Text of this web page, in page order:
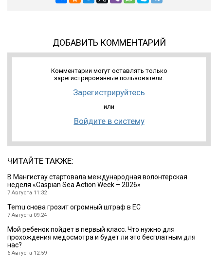
ДОБАВИТЬ КОММЕНТАРИЙ
Комментарии могут оставлять только
зарегистрированные пользователи.
Зарегистрируйтесь
или
Войдите в систему
ЧИТАЙТЕ ТАКЖЕ:
B Мангистау стартовала международная волонтерская
неделя «Caspian Sea Action Week – 2026»
7 Августа 11:32
Temu снова грозит огромный штраф в ЕС
7 Августа 09:24
Мой ребенок пойдет в первый класс. Что нужно для
прохождения медосмотра и будет ли это бесплатным для
нас?
6 Августа 12:59